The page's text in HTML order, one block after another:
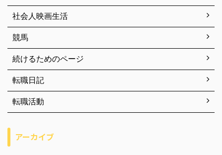
社会人映画生活
競馬
続けるためのページ
転職日記
転職活動
アーカイブ